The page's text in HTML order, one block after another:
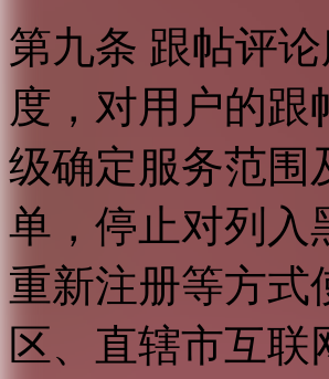
第九条 跟帖评
度，对用户的
级确定服务范围
单，停止对列入
重新注册等方式
区、直辖市互